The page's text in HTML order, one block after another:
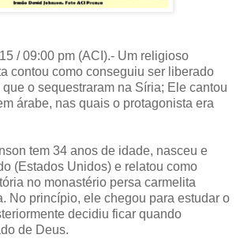
/ 09:00 pm (ACI).- Um religioso
contou como conseguiu ser liberado
o sequestraram na Síria; Ele cantou
árabe, nas quais o protagonista era
tem 34 anos de idade, nasceu e
(Estados Unidos) e relatou como
no monastério persa carmelita
No princípio, ele chegou para estudar o
decidiu ficar quando
de Deus.